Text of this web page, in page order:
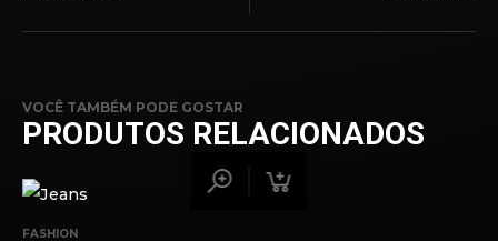
VOCÊ TAMBÉM PODE GOSTAR
PRODUTOS RELACIONADOS
FASHION